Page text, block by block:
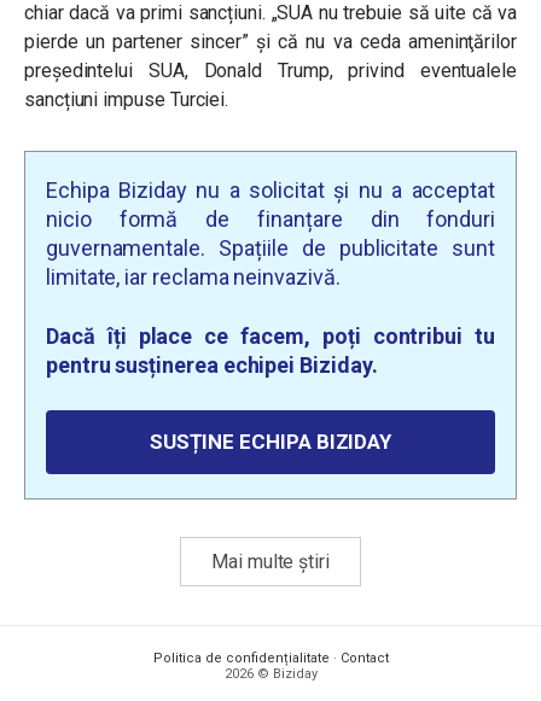
chiar dacă va primi sancțiuni. „SUA nu trebuie să uite că va
pierde un partener sincer” și că nu va ceda ameninţărilor
preşedintelui SUA, Donald Trump, privind eventualele
sancțiuni impuse Turciei.
Echipa Biziday nu a solicitat și nu a acceptat
nicio formă de finanțare din fonduri
guvernamentale. Spațiile de publicitate sunt
limitate, iar reclama neinvazivă.
Dacă îți place ce facem, poți contribui tu
pentru susținerea echipei Biziday.
SUSȚINE ECHIPA BIZIDAY
Mai multe știri
Politica de confidențialitate · Contact
2026 © Biziday